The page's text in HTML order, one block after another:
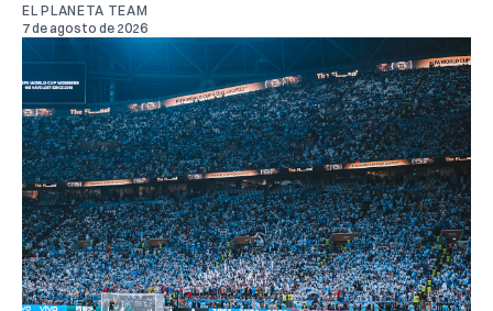
EL PLANETA TEAM
7 de agosto de 2026